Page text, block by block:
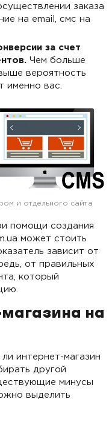
заказа
на email, смс на
за счет
Чем больше
вероятность
именно вас.
и отдельного сайта
помощи создания
может стоить
зависит от
от правильных
который
на
интернет-магазин
другой
минусы
выделить